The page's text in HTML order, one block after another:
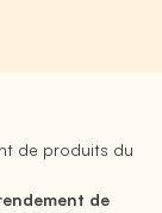
de produits du
de